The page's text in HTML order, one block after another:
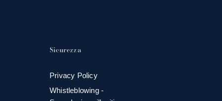
Sicurezza
Privacy Policy
Whistleblowing -